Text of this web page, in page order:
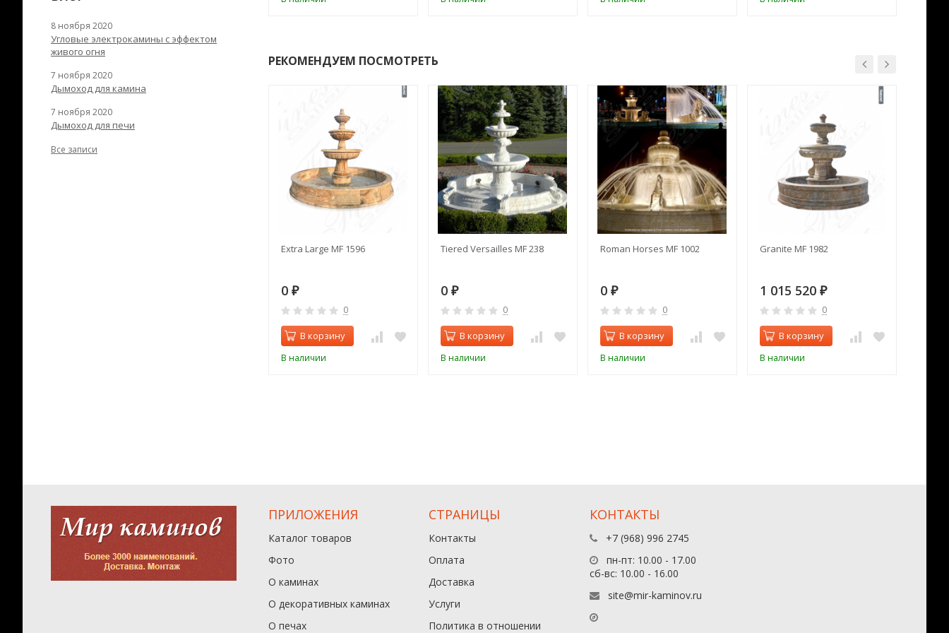
РЕКОМЕНДУЕМ ПОСМОТРЕТЬ
Extra Large MF 1596
0 ₽
0
В корзину
В наличии
Tiered Versailles MF 238
0 ₽
0
В корзину
В наличии
Roman Horses MF 1002
0 ₽
0
В корзину
В наличии
Granite MF 1982
1 015 520 ₽
0
В корзину
В наличии
8 ноября 2020
Угловые электрокамины с эффектом
живого огня
7 ноября 2020
Дымоход для камина
7 ноября 2020
Дымоход для печи
Все записи
ПРИЛОЖЕНИЯ
Каталог товаров
Фото
О каминах
О декоративных каминах
О печах
СТРАНИЦЫ
Контакты
Оплата
Доставка
Услуги
Политика в отношении
КОНТАКТЫ
+7 (968) 996 2745
пн-пт: 10.00 - 17.00
сб-вс: 10.00 - 16.00
site@mir-kaminov.ru